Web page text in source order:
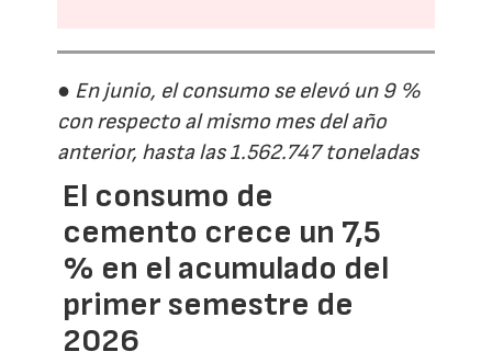
● En junio, el consumo se elevó un 9 %
con respecto al mismo mes del año
anterior, hasta las 1.562.747 toneladas
El consumo de
cemento crece un 7,5
% en el acumulado del
primer semestre de
2026